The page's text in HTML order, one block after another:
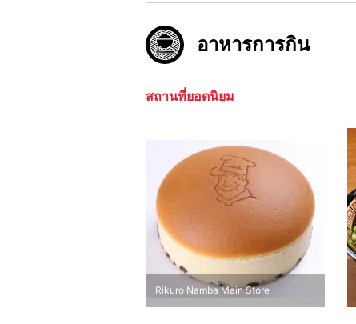
อาหารการกิน
สถานที่ยอดนิยม
Rikuro Namba Main Store